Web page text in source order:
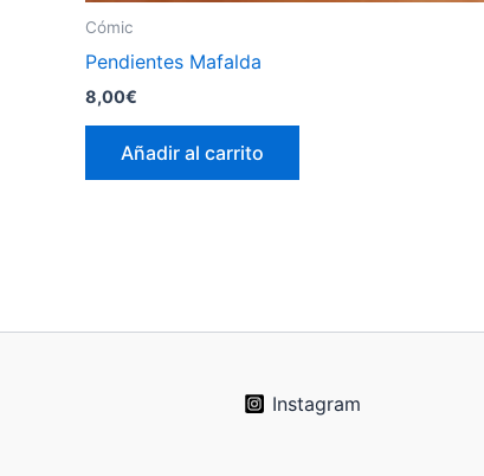
Cómic
Pendientes Mafalda
8,00€
Añadir al carrito
Instagram